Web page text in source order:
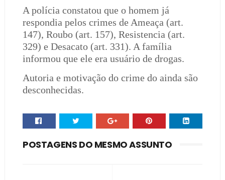
A polícia constatou que o homem já
respondia pelos crimes de Ameaça (art.
147), Roubo (art. 157), Resistencia (art.
329) e Desacato (art. 331). A família
informou que ele era usuário de drogas.
Autoria e motivação do crime do ainda são
desconhecidas.
POSTAGENS DO MESMO ASSUNTO